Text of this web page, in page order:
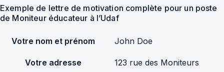
Exemple de lettre de motivation complète pour un poste
de Moniteur éducateur à l’Udaf
Votre nom et prénom John Doe
Votre adresse 123 rue des Moniteurs